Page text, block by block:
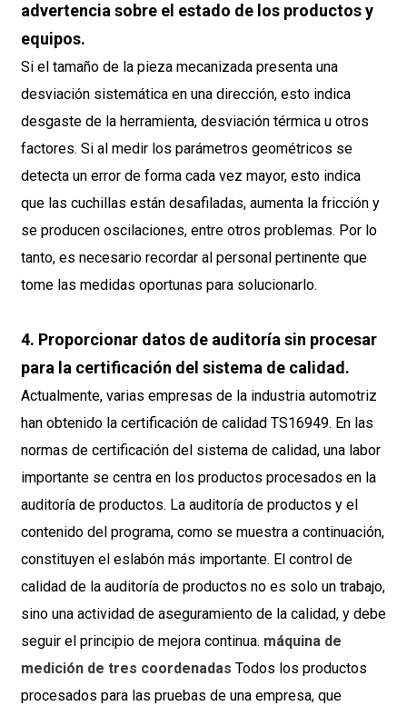
advertencia sobre el estado de los productos y
equipos.
Si el tamaño de la pieza mecanizada presenta una
desviación sistemática en una dirección, esto indica
desgaste de la herramienta, desviación térmica u otros
factores. Si al medir los parámetros geométricos se
detecta un error de forma cada vez mayor, esto indica
que las cuchillas están desafiladas, aumenta la fricción y
se producen oscilaciones, entre otros problemas. Por lo
tanto, es necesario recordar al personal pertinente que
tome las medidas oportunas para solucionarlo.
4. Proporcionar datos de auditoría sin procesar
para la certificación del sistema de calidad.
Actualmente, varias empresas de la industria automotriz
han obtenido la certificación de calidad TS16949. En las
normas de certificación del sistema de calidad, una labor
importante se centra en los productos procesados ​​en la
auditoría de productos. La auditoría de productos y el
contenido del programa, como se muestra a continuación,
constituyen el eslabón más importante. El control de
calidad de la auditoría de productos no es solo un trabajo,
sino una actividad de aseguramiento de la calidad, y debe
seguir el principio de mejora continua. máquina de
medición de tres coordenadas Todos los productos
procesados ​​para las pruebas de una empresa, que